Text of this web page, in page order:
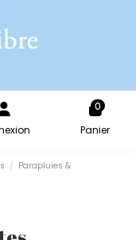
0
Panier
Parapluies &